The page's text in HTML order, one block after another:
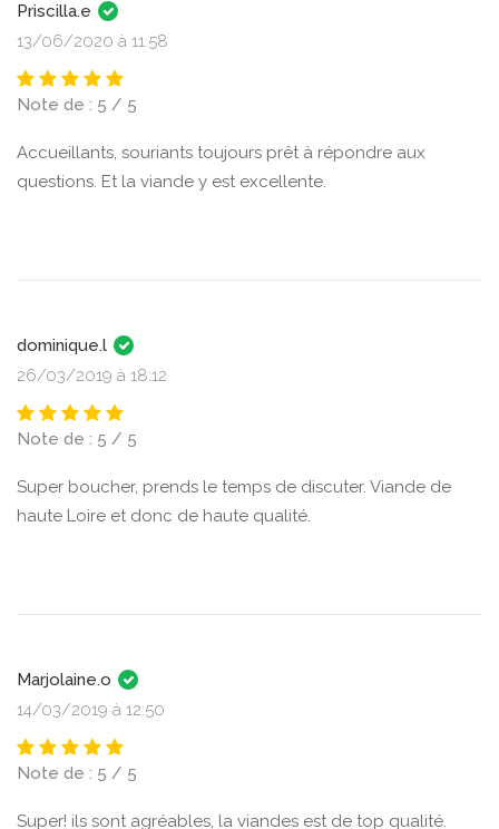
Priscilla.e
13/06/2020 à 11:58
Note de : 5 / 5
Accueillants, souriants toujours prêt à répondre aux
questions. Et la viande y est excellente.
dominique.l
26/03/2019 à 18:12
Note de : 5 / 5
Super boucher, prends le temps de discuter. Viande de
haute Loire et donc de haute qualité.
Marjolaine.o
14/03/2019 à 12:50
Note de : 5 / 5
Super! ils sont agréables, la viandes est de top qualité.